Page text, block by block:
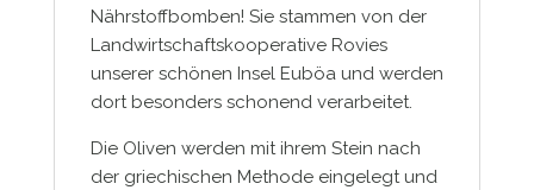
Nährstoffbomben! Sie stammen von der
Landwirtschaftskooperative Rovies
unserer schönen Insel Euböa und werden
dort besonders schonend verarbeitet.
Die Oliven werden mit ihrem Stein nach
der griechischen Methode eingelegt und